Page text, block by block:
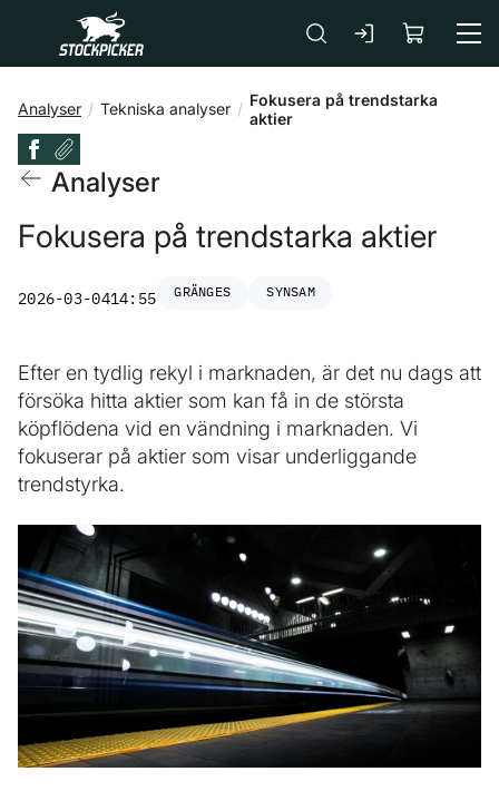
Gå till huvudinnehåll
Analyser Tekniska analyser
Fokusera på trendstarka
aktier
Analyser
Fokusera på trendstarka aktier
2026-03-0414:55 GRÄNGES SYNSAM
Efter en tydlig rekyl i marknaden, är det nu dags att
försöka hitta aktier som kan få in de största
köpflödena vid en vändning i marknaden. Vi
fokuserar på aktier som visar underliggande
trendstyrka.